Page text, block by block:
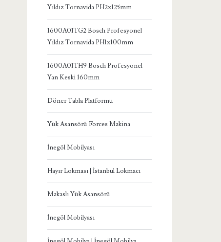
Yıldız Tornavida PH2x125mm
1600A01TG2 Bosch Profesyonel
Yıldız Tornavida PH1x100mm
1600A01TH9 Bosch Profesyonel
Yan Keski 160mm
Döner Tabla Platformu
Yük Asansörü Forces Makina
İnegöl Mobilyası
Hayır Lokması | İstanbul Lokmacı
Makaslı Yük Asansörü
İnegöl Mobilyası